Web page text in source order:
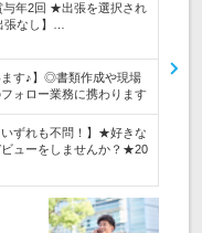
年2回 ★出張を選択され
張なし】…
ます♪】◎書類作成や現場
ォロー業務に携わります
ずれも不問！】★好きな
ューをしませんか？★20